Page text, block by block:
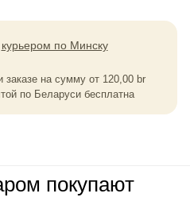
курьером по Минску
на сумму от 120,00 br
по Беларуси бесплатна
покупают